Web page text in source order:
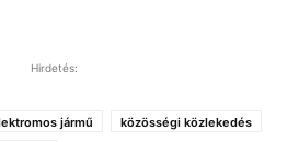
Hirdetés:
jármű
közösségi közlekedés